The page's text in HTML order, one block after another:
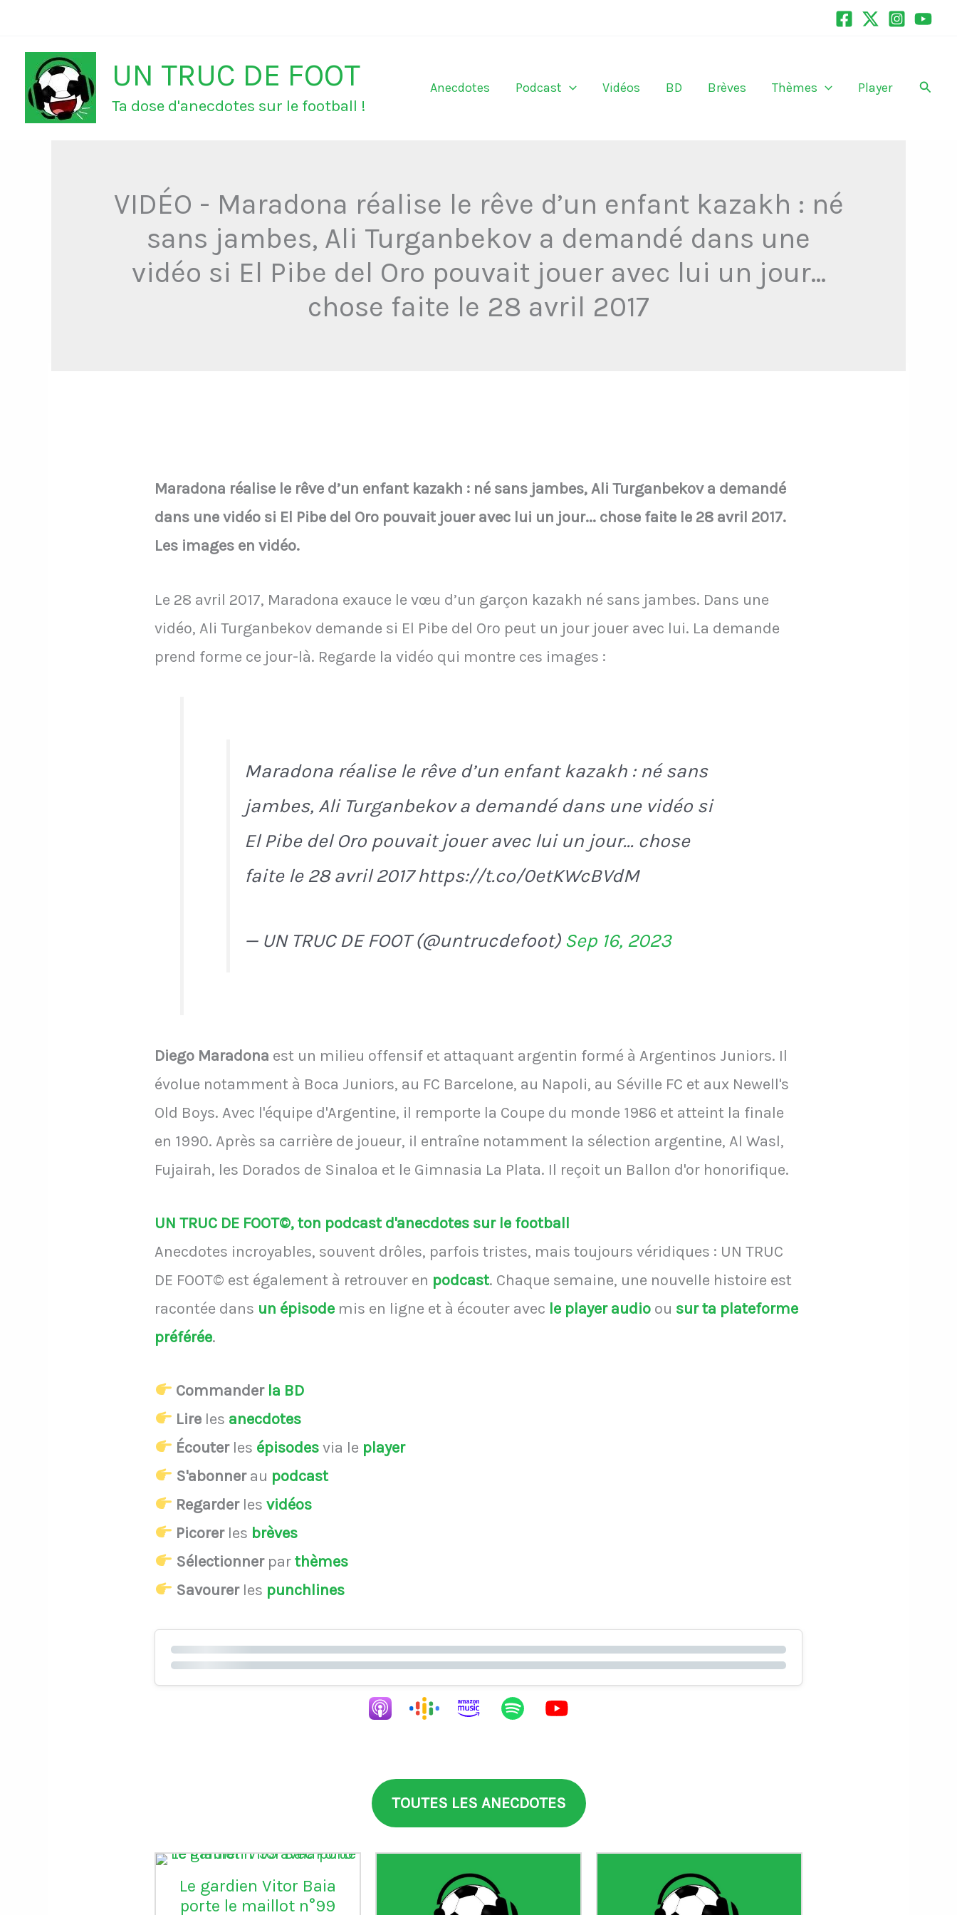
contenu
UN TRUC DE FOOT
Ta dose d'anecdotes sur le football !
Anecdotes Podcast Vidéos BD Brèves Thèmes Player
VIDÉO - Maradona réalise le rêve d’un enfant kazakh : né
sans jambes, Ali Turganbekov a demandé dans une
vidéo si El Pibe del Oro pouvait jouer avec lui un jour...
chose faite le 28 avril 2017
Maradona réalise le rêve d’un enfant kazakh : né sans jambes, Ali Turganbekov a demandé
dans une vidéo si El Pibe del Oro pouvait jouer avec lui un jour... chose faite le 28 avril 2017.
Les images en vidéo.
Le 28 avril 2017, Maradona exauce le vœu d’un garçon kazakh né sans jambes. Dans une
vidéo, Ali Turganbekov demande si El Pibe del Oro peut un jour jouer avec lui. La demande
prend forme ce jour-là. Regarde la vidéo qui montre ces images :
Maradona réalise le rêve d’un enfant kazakh : né sans
jambes, Ali Turganbekov a demandé dans une vidéo si
El Pibe del Oro pouvait jouer avec lui un jour... chose
faite le 28 avril 2017 https://t.co/0etKWcBVdM
— UN TRUC DE FOOT (@untrucdefoot) Sep 16, 2023
Diego Maradona est un milieu offensif et attaquant argentin formé à Argentinos Juniors. Il
évolue notamment à Boca Juniors, au FC Barcelone, au Napoli, au Séville FC et aux Newell's
Old Boys. Avec l'équipe d'Argentine, il remporte la Coupe du monde 1986 et atteint la finale
en 1990. Après sa carrière de joueur, il entraîne notamment la sélection argentine, Al Wasl,
Fujairah, les Dorados de Sinaloa et le Gimnasia La Plata. Il reçoit un Ballon d'or honorifique.
UN TRUC DE FOOT©, ton podcast d'anecdotes sur le football
Anecdotes incroyables, souvent drôles, parfois tristes, mais toujours véridiques : UN TRUC
DE FOOT© est également à retrouver en podcast. Chaque semaine, une nouvelle histoire est
racontée dans un épisode mis en ligne et à écouter avec le player audio ou sur ta plateforme
préférée.
Commander la BD
Lire les anecdotes
Écouterles épisodesvia le player
S'abonnerau podcast
Regarderlesvidéos
Picorerles brèves
Sélectionnerparthèmes
Savourerles punchlines
TOUTES LES ANECDOTES
Le gardien Vitor Baia
porte le maillot n°99